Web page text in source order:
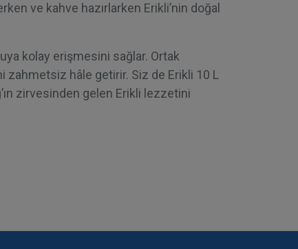
ve kahve hazırlarken Erikli’nin doğal
kolay erişmesini sağlar. Ortak
zahmetsiz hâle getirir. Siz de Erikli 10 L
zirvesinden gelen Erikli lezzetini